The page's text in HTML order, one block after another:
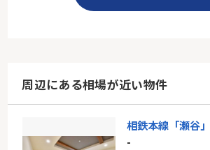
周辺にある相場が近い物件
相鉄本線「瀬谷
-